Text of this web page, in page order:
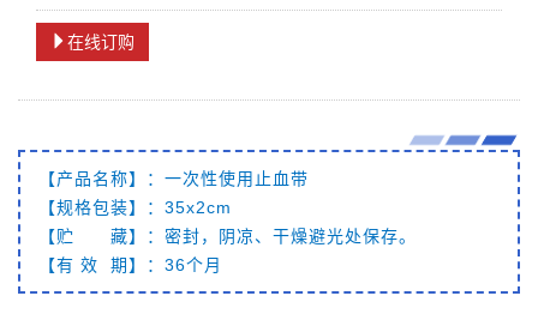
在线订购
【产品名称】：一次性使用止血带
【规格包装】：35x2cm
【贮 藏】：密封，阴凉、干燥避光处保存。
【有 效 期】：36个月